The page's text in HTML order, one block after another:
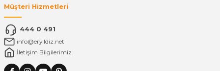
Müşteri Hizmetleri
444 0 491
info@eryildiz.net
İletişim Bilgilerimiz